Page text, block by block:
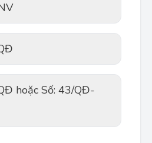
hoặc Số: 43/QĐ-